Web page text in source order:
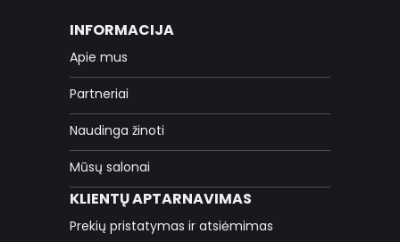
INFORMACIJA
Apie mus
Partneriai
Naudinga žinoti
Mūsų salonai
KLIENTŲ APTARNAVIMAS
Prekių pristatymas ir atsiėmimas